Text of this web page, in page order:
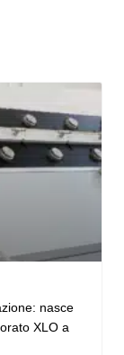
nasce
XLO a